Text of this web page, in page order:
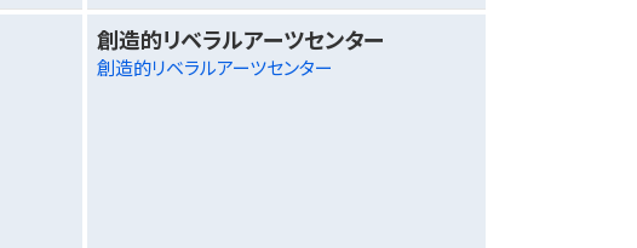
創造的リベラルアーツセンター
創造的リベラルアーツセンター